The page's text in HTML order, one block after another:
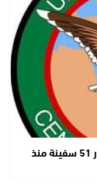
القيادة المركزية الأمريكية: غيرنا مسار 51 سفينة منذ